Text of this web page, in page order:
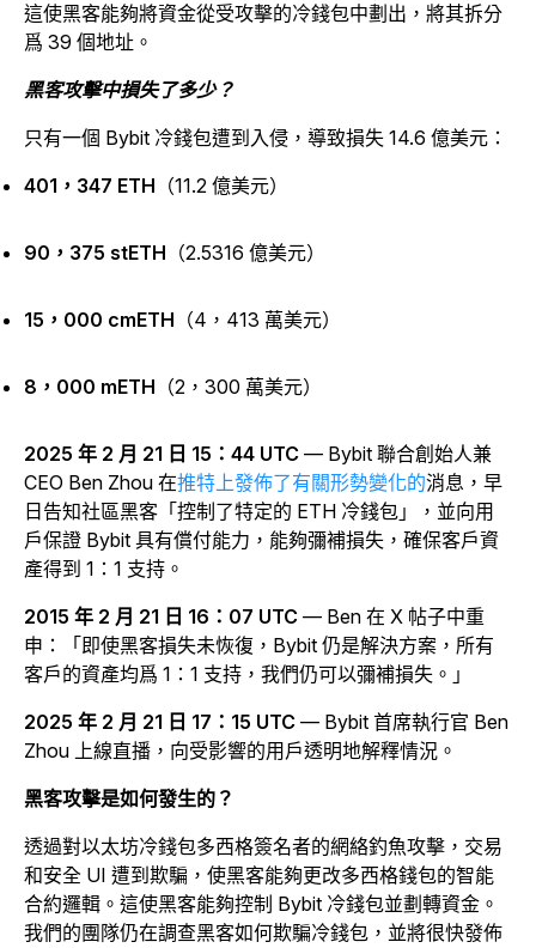
這使黑客能夠將資金從受攻擊的冷錢包中劃出，將其拆分
爲 39 個地址。
黑客攻擊中損失了多少？
只有一個 Bybit 冷錢包遭到入侵，導致損失 14.6 億美元：
401，347 ETH （11.2 億美元）
90，375 stETH （2.5316 億美元）
15，000 cmETH （4，413 萬美元）
8，000 mETH （2，300 萬美元）
2025 年 2 月 21 日 15：44 UTC — Bybit 聯合創始人兼
CEO Ben Zhou 在推特上發佈了有關形勢變化的消息，早
日告知社區黑客「控制了特定的 ETH 冷錢包」，並向用
戶保證 Bybit 具有償付能力，能夠彌補損失，確保客戶資
產得到 1：1 支持。
2015 年 2 月 21 日 16：07 UTC — Ben 在 X 帖子中重
申：「即使黑客損失未恢復，Bybit 仍是解決方案，所有
客戶的資產均爲 1：1 支持，我們仍可以彌補損失。」
2025 年 2 月 21 日 17：15 UTC — Bybit 首席執行官 Ben
Zhou 上線直播 ， 向受影響的用戶透明地解釋情況。
黑客攻擊是如何發生的？
透過對以太坊冷錢包多西格簽名者的網絡釣魚攻擊，交易
和安全 UI 遭到欺騙，使黑客能夠更改多西格錢包的智能
合約邏輯。這使黑客能夠控制 Bybit 冷錢包並劃轉資金。
我們的團隊仍在調查黑客如何欺騙冷錢包，並將很快發佈